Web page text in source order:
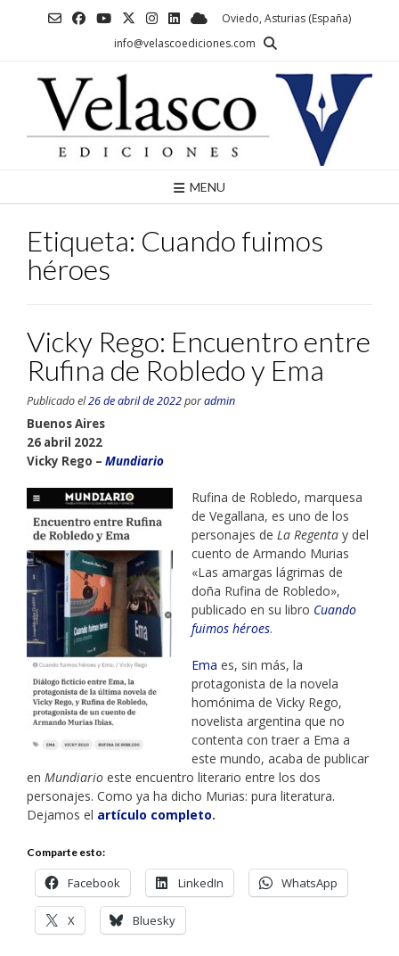
Oviedo, Asturias (España)
info@velascoediciones.com
MENU
Etiqueta: Cuando fuimos
héroes
Vicky Rego: Encuentro entre
Rufina de Robledo y Ema
Publicado el26 de abril de 2022poradmin
Buenos Aires
26 abril 2022
Vicky Rego – Mundiario
Rufina de Robledo, marquesa
de Vegallana, es uno de los
personajes de La Regenta y del
cuento de Armando Murias
«Las amargas lágrimas de
doña Rufina de Robledo»,
publicado en su libro Cuando
fuimos héroes.
Ema es, sin más, la
protagonista de la novela
homónima de Vicky Rego,
novelista argentina que no
contenta con traer a Ema a
este mundo, acaba de publicar
en Mundiario este encuentro literario entre los dos
personajes. Como ya ha dicho Murias: pura literatura.
Dejamos el artículo completo.
Comparte esto:
Facebook LinkedIn WhatsApp
X Bluesky